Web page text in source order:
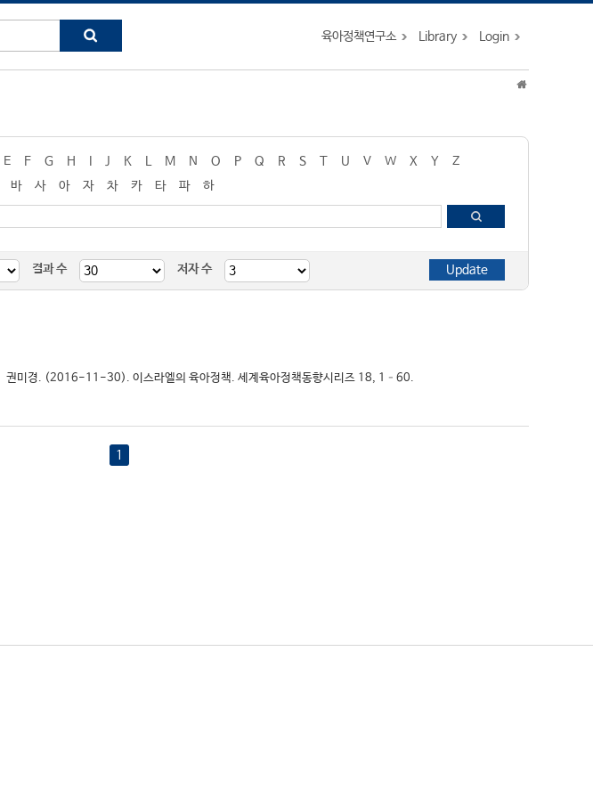
육아정책연구소 Library Login
E F G H J K M N O P Q R S T U V W X Y
Z
바 사 아 자 차 카 타 파
하
결과 수 저자 수
권미경. (2016-11-30). 이스라엘의 육아정책. 세계육아정책동향시리즈 18, 1–60.
1